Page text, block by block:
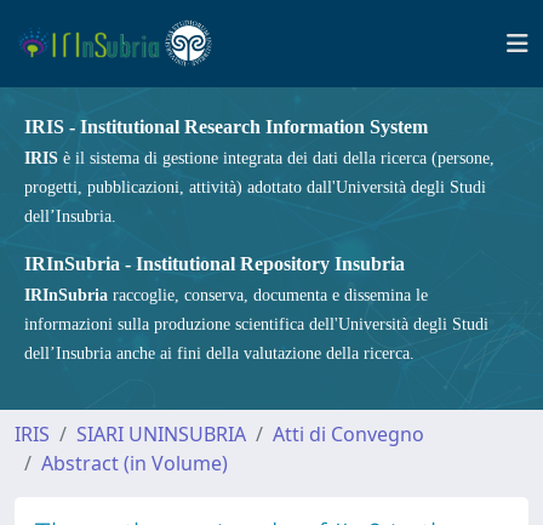
IRIS - Institutional Research Information System
IRIS è il sistema di gestione integrata dei dati della ricerca (persone,
progetti, pubblicazioni, attività) adottato dall'Università degli Studi
dell’Insubria.
IRInSubria - Institutional Repository Insubria
IRInSubria raccoglie, conserva, documenta e dissemina le
informazioni sulla produzione scientifica dell'Università degli Studi
dell’Insubria anche ai fini della valutazione della ricerca.
IRIS SIARI UNINSUBRIA
Atti di Convegno
Abstract (in Volume)